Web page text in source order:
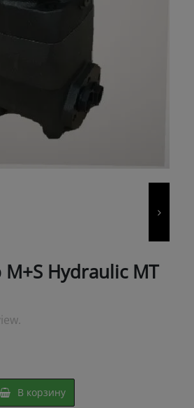
Hydraulic МТ
В корзину